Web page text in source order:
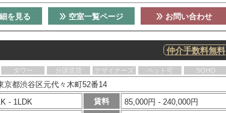
お問い合わせ
空室一覧ページ
を見る
仲介手数料無料
タワー 分譲賃貸 デザイナーズ ペット可 SOHO
京都渋谷区元代々木町52番14
- 1LDK 賃料
85,000円 - 240,000円